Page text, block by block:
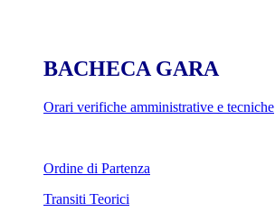
BACHECA GARA
Orari verifiche amministrative e tecniche
Ordine di Partenza
Transiti Teorici